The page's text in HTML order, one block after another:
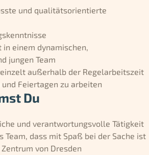
und qualitätsorientierte
einem dynamischen,
jungen Team
außerhalb der Regelarbeitszeit
Feiertagen zu arbeiten
Du
und verantwortungsvolle Tätigkeit
dass mit Spaß bei der Sache ist
von Dresden